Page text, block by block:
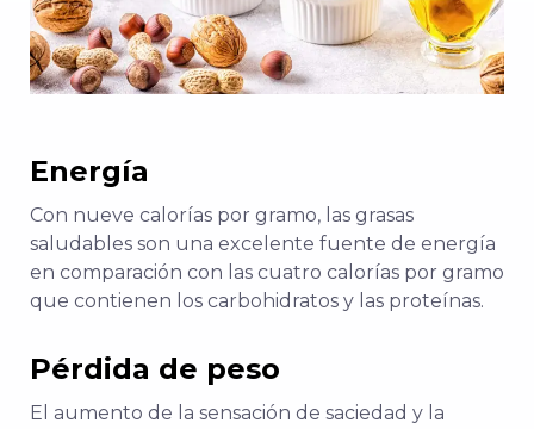
Energía
Con nueve calorías por gramo, las grasas
saludables son una excelente fuente de energía
en comparación con las cuatro calorías por gramo
que contienen los carbohidratos y las proteínas.
Pérdida de peso
El aumento de la sensación de saciedad y la